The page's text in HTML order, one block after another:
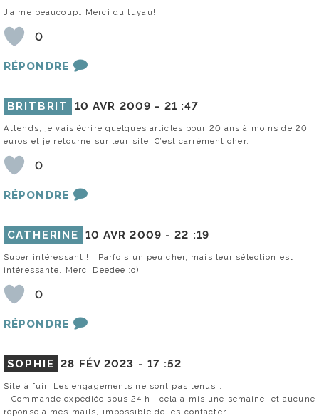
J’aime beaucoup… Merci du tuyau!
0
RÉPONDRE
BRITBRIT 10 AVR 2009 - 21 :47
Attends, je vais écrire quelques articles pour 20 ans à moins de 20
euros et je retourne sur leur site. C’est carrément cher.
0
RÉPONDRE
CATHERINE 10 AVR 2009 -22 :19
Super intéressant !!! Parfois un peu cher, mais leur sélection est
intéressante. Merci Deedee ;o)
0
RÉPONDRE
SOPHIE 28 FÉV 2023 - 17 :52
Site à fuir. Les engagements ne sont pas tenus :
– Commande expédiée sous 24 h : cela a mis une semaine, et aucune
réponse à mes mails, impossible de les contacter.